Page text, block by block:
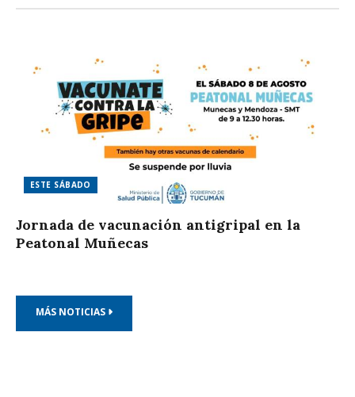
ESTE SÁBADO
Jornada de vacunación antigripal en la
Peatonal Muñecas
MÁS NOTICIAS